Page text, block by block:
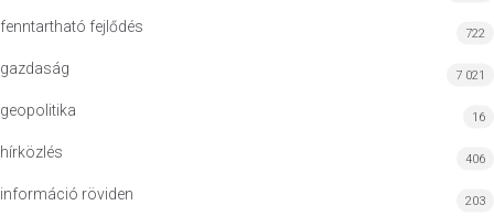
fenntartható fejlődés 722
gazdaság 7 021
geopolitika 16
hírközlés 406
információ röviden 203